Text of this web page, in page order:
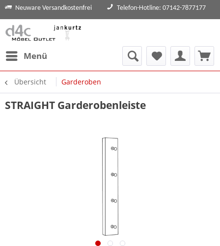
Neuware Versandkostenfrei Telefon-Hotline: 07142-7877177
Menü
Übersicht Garderoben
STRAIGHT Garderobenleiste